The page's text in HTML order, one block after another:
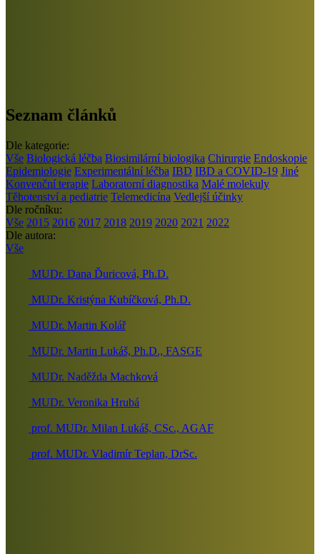
Seznam článků
Dle kategorie:
Vše Biologická léčba Biosimilární biologika Chirurgie Endoskopie
Epidemiologie Experimentální léčba IBD IBD a COVID-19 Jiné
Konvenční terapie Laboratorní diagnostika Malé molekuly
Těhotenství a pediatrie Telemedicína Vedlejší účinky
Dle ročníku:
Vše 2015 2016 2017 2018 2019 2020 2021 2022
Dle autora:
Vše
MUDr. Dana Ďuricová, Ph.D.
MUDr. Kristýna Kubíčková, Ph.D.
MUDr. Martin Kolář
MUDr. Martin Lukáš, Ph.D., FASGE
MUDr. Naděžda Machková
MUDr. Veronika Hrubá
prof. MUDr. Milan Lukáš, CSc., AGAF
prof. MUDr. Vladimír Teplan, DrSc.